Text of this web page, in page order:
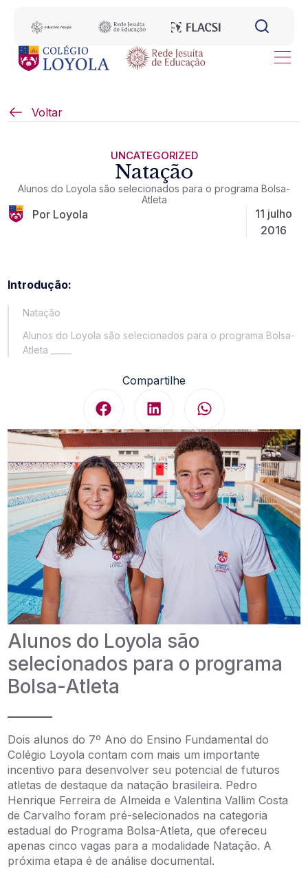
Voltar
UNCATEGORIZED
Natação
Alunos do Loyola são selecionados para o programa Bolsa-
Atleta
Por Loyola
11 julho
2016
Introdução:
Natação
Alunos do Loyola são selecionados para o programa Bolsa-
Atleta _____
Compartilhe
Alunos do Loyola são
selecionados para o programa
Bolsa-Atleta
Dois alunos do 7º Ano do Ensino Fundamental do
Colégio Loyola contam com mais um importante
incentivo para desenvolver seu potencial de futuros
atletas de destaque da natação brasileira. Pedro
Henrique Ferreira de Almeida e Valentina Vallim Costa
de Carvalho foram pré-selecionados na categoria
estadual do Programa Bolsa-Atleta, que ofereceu
apenas cinco vagas para a modalidade Natação. A
próxima etapa é de análise documental.